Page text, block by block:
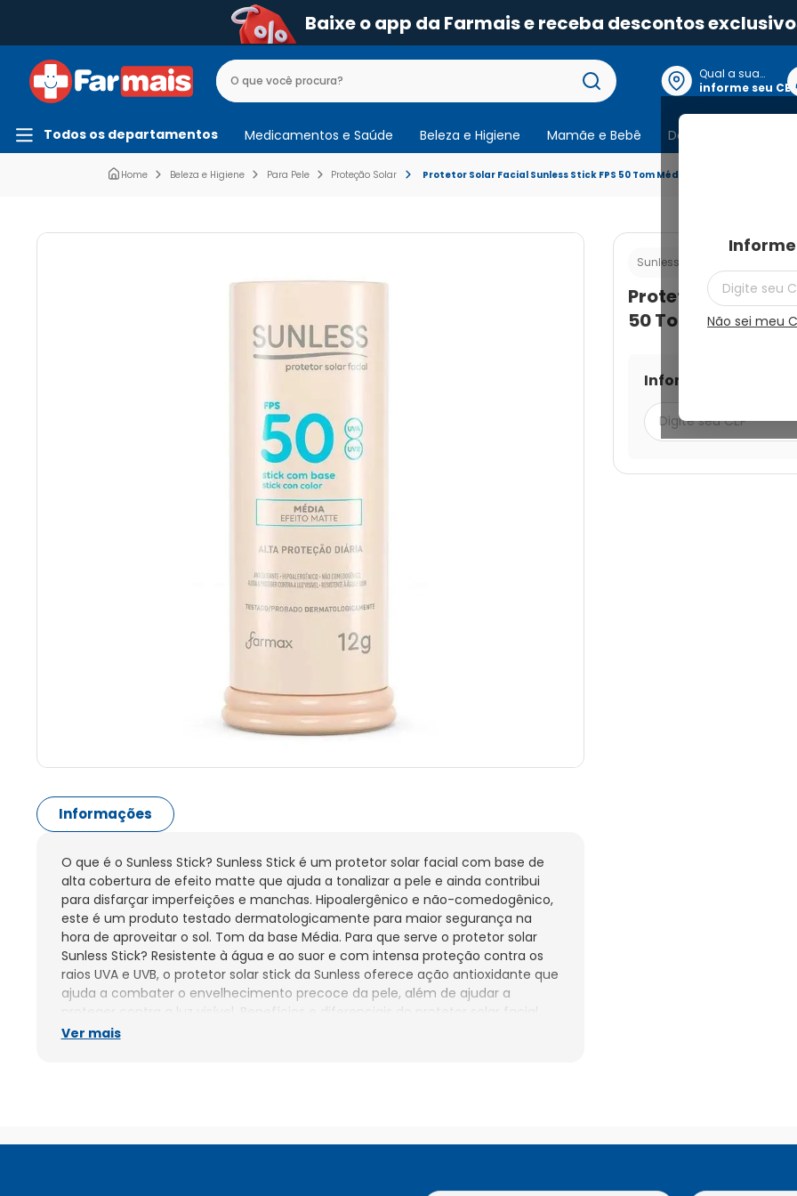
Baixe o app da Farmais e receba descontos
Qual a sua
localização?
informe seu CEP
Não sei meu
Todos os departamentos Medicamentos e Saúde Beleza e Higiene Mamãe e Bebê Dermocosmeticos
Beleza e Higiene Para Pele Proteção Solar Protetor Solar Facial Sunless Stick FPS 50 Tom Médio 12g
Informações
O que é o Sunless Stick? Sunless Stick é um protetor solar facial com base de
alta cobertura de efeito matte que ajuda a tonalizar a pele e ainda contribui
para disfarçar imperfeições e manchas. Hipoalergênico e não-comedogênico,
este é um produto testado dermatologicamente para maior segurança na
hora de aproveitar o sol. Tom da base Média. Para que serve o protetor solar
Sunless Stick? Resistente à água e ao suor e com intensa proteção contra os
raios UVA e UVB, o protetor solar stick da Sunless oferece ação antioxidante que
ajuda a combater o envelhecimento precoce da pele, além de ajudar a
proteger contra a luz visível. Benefícios e diferenciais do protetor solar facial
Sunless Stick Protetor solar facial stick. Base de alta cobertura com efeito
protetor aproximadamente 30 minutos antes da exposição solar. Faça
Ver mais
Sunless
Protetor Solar
50 Tom Médio 12g
Informe seu CEP